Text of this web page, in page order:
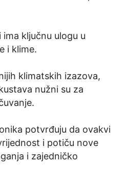
ključnu ulogu u
i klime.
klimatskih izazova,
nužni su za
potvrđuju da ovakvi
i potiču nove
i zajedničko